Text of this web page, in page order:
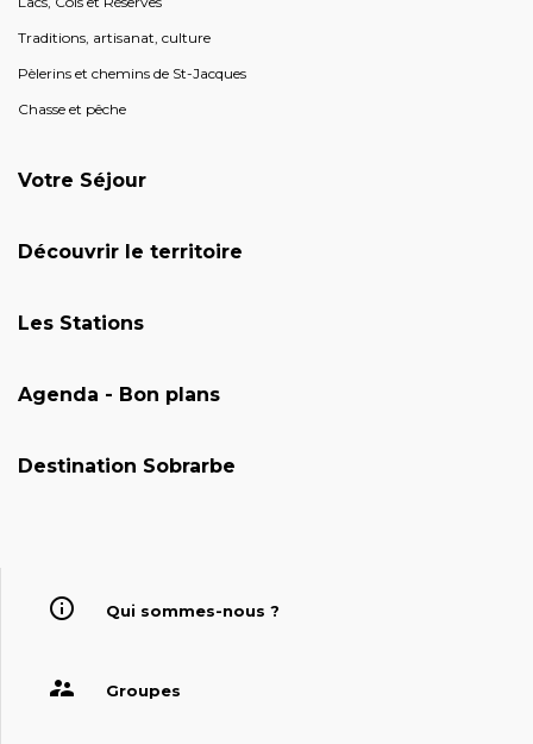
Traditions, artisanat, culture
Pèlerins et chemins de St-Jacques
Chasse et pêche
Votre Séjour
Découvrir le territoire
Les Stations
Agenda - Bon plans
Destination Sobrarbe
Qui sommes-nous ?
Groupes